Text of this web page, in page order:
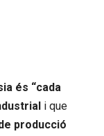
és “cada
i que
producció